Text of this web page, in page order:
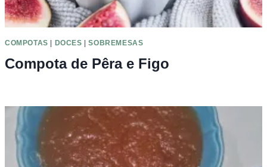
COMPOTAS | DOCES |SOBREMESAS
Compota de Pêra e Figo